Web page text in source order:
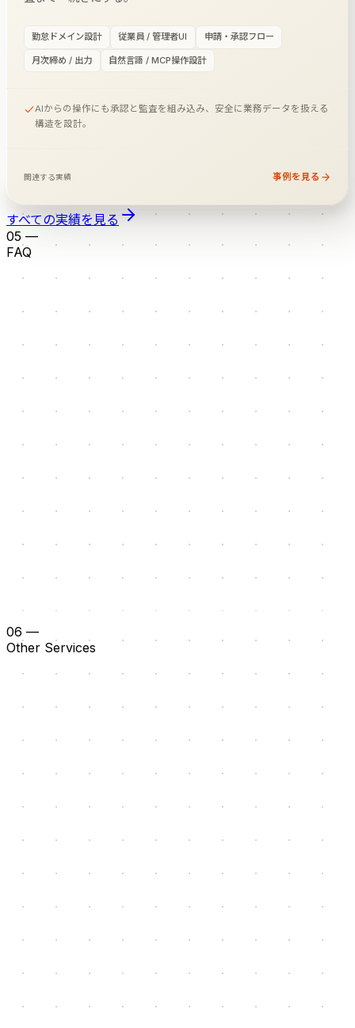
勤怠ドメイン設計 従業員 / 管理者UI 申請・承認フロー
月次締め / 出力 自然言語 / MCP操作設計
AIからの操作にも承認と監査を組み込み、安全に業務データを扱える
構造を設計。
関連する実績 事例を見る
すべての実績を見る
05 —
FAQ
06 —
Other Services